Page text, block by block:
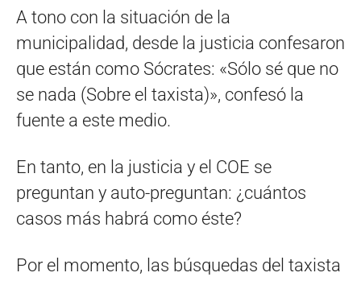
A tono con la situación de la
municipalidad, desde la justicia confesaron
que están como Sócrates: «Sólo sé que no
se nada (Sobre el taxista)», confesó la
fuente a este medio.
En tanto, en la justicia y el COE se
preguntan y auto-preguntan: ¿cuántos
casos más habrá como éste?
Por el momento, las búsquedas del taxista